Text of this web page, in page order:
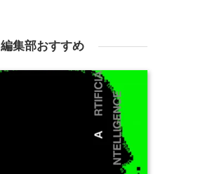
編集部おすすめ